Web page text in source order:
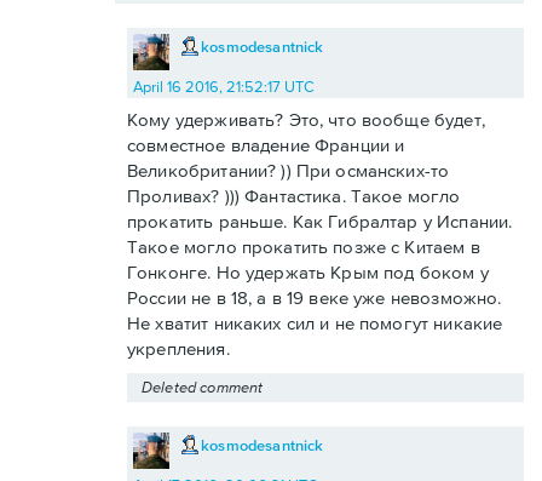
kosmodesantnick
April 16 2016, 21:52:17 UTC
Кому удерживать? Это, что вообще будет,
совместное владение Франции и
Великобритании? )) При османских-то
Проливах? ))) Фантастика. Такое могло
прокатить раньше. Как Гибралтар у Испании.
Такое могло прокатить позже с Китаем в
Гонконге. Но удержать Крым под боком у
России не в 18, а в 19 веке уже невозможно.
Не хватит никаких сил и не помогут никакие
укрепления.
Deleted comment
kosmodesantnick